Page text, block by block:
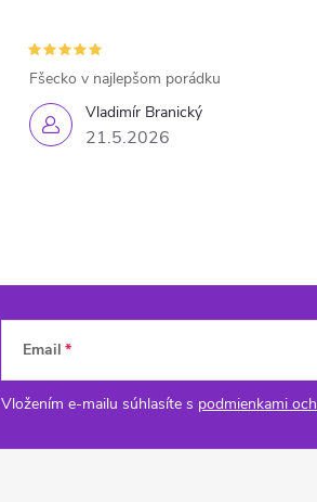
Vladimír Branický
21.5.2026
Fšecko v najlepšom porádku
Email
Vložením e-mailu súhlasíte s podmienkami